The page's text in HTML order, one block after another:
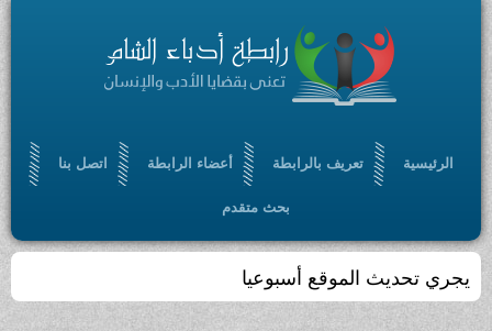
الرئيسية تعريف بالرابطة أعضاء الرابطة اتصل بنا
بحث متقدم
يجري تحديث الموقع أسبوعيا